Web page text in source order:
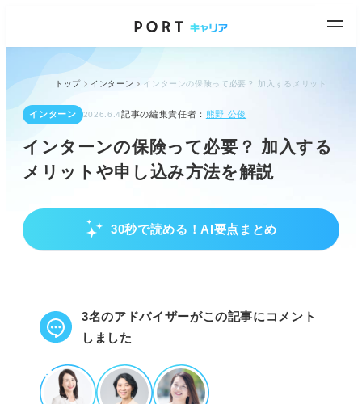
トップ インターン
インターン 2026.6.4記事の編集責任者： 熊野 公俊
インターンの保険って必要？ 加入する
メリットや申し込み方法を解説
30秒で読める！AI要点まとめ
インターン保険の必要性と加入メリット
POINT：企業側も労災リスクを考慮し、保険加入を
推奨。
インターンで想定されるリスクと保険の種類
3名のアドバイザーがこの記事にコメント
しました